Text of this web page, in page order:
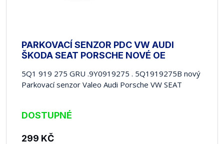
PARKOVACÍ SENZOR PDC VW AUDI
ŠKODA SEAT PORSCHE NOVÉ OE
5Q1 919 275 GRU .9Y0919275 . 5Q1919275B nový
Parkovací senzor Valeo Audi Porsche VW SEAT
DOSTUPNÉ
299 KČ